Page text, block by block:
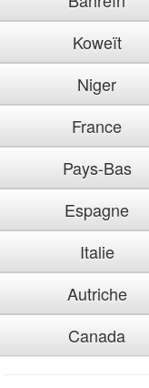
Koweït
Niger
France
Pays-Bas
Espagne
Italie
Autriche
Canada